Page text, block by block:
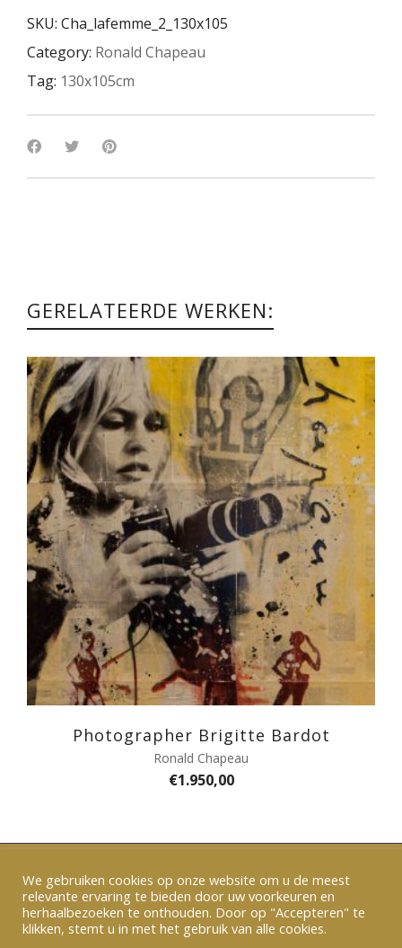
SKU: Cha_lafemme_2_130x105
Category: Ronald Chapeau
Tag: 130x105cm
GERELATEERDE WERKEN:
Photographer Brigitte Bardot
Ronald Chapeau
€1.950,00
Verzenden en betalen|Algemene voorwaarden
|Privacy|Contact
We gebruiken cookies op onze website om u de meest
relevante ervaring te bieden door uw voorkeuren en
herhaalbezoeken te onthouden. Door op "Accepteren" te
klikken, stemt u in met het gebruik van alle cookies.